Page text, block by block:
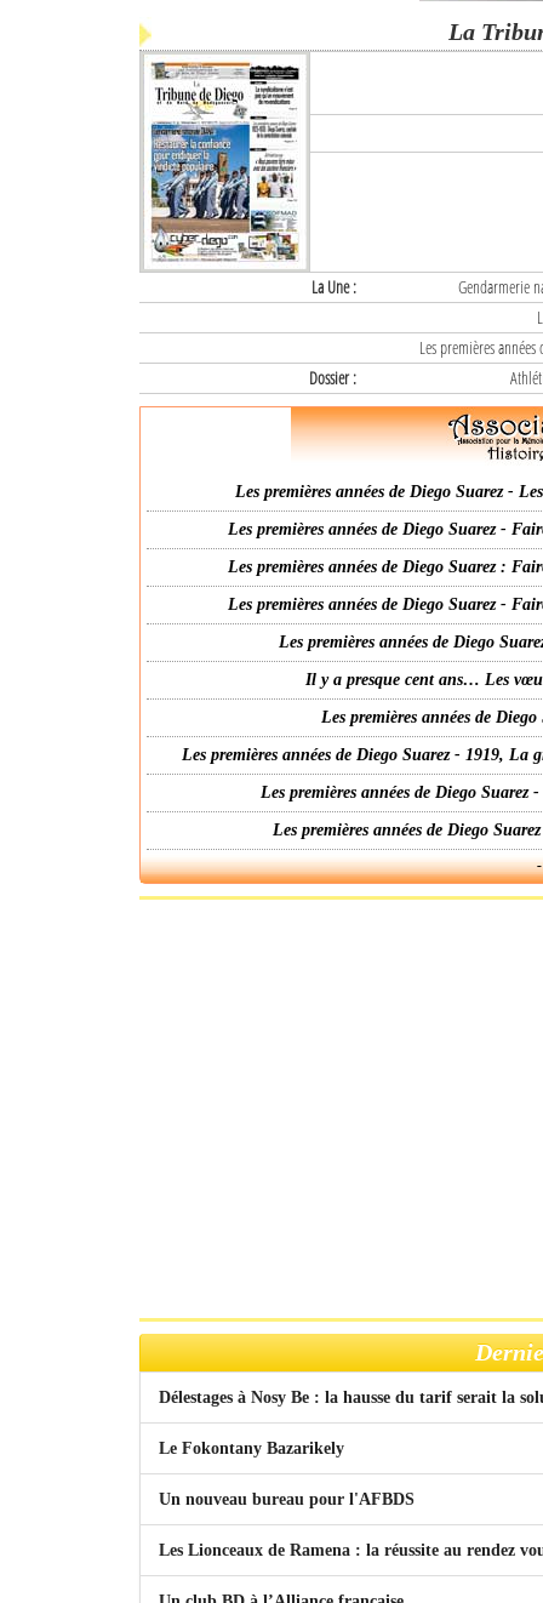
La
La Une :
Gendarmerie
Les premières
Dossier :
Les premières années de Diego Suarez -
Les premières années de Diego Suarez -
Les premières années de Diego Suarez :
Les premières années de Diego Suarez -
Les premières années de Diego
Il y a presque cent ans… Les
Les premières années de
Les premières années de Diego Suarez - 1919,
Les premières années de Diego
Les premières années de Diego
Délestages à Nosy Be : la hausse du tarif serait la
Le Fokontany Bazarikely
Un nouveau bureau pour l'AFBDS
Les Lionceaux de Ramena : la réussite au rendez